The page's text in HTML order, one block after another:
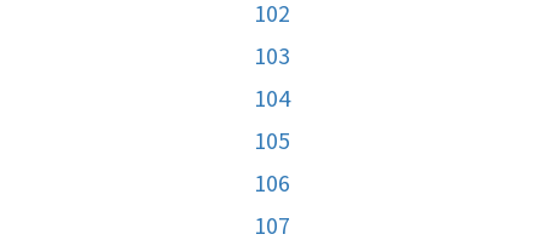
102
103
104
105
106
107